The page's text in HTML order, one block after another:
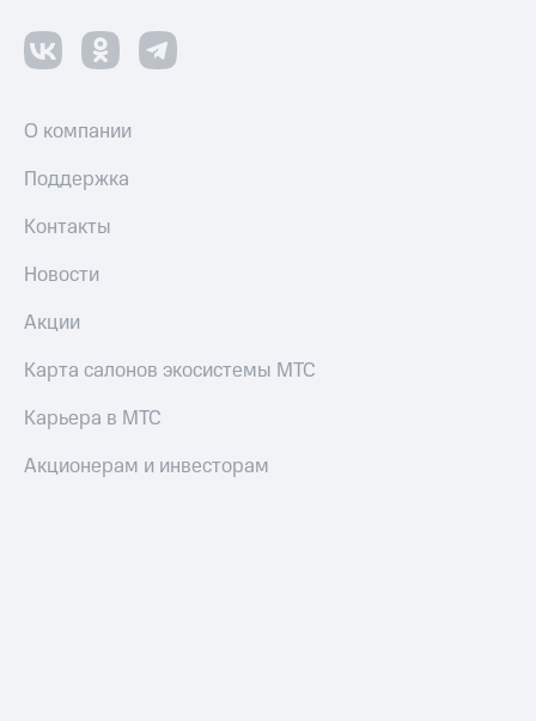
О компании
Поддержка
Контакты
Новости
Акции
Карта салонов экосистемы МТС
Карьера в МТС
Акционерам и инвесторам